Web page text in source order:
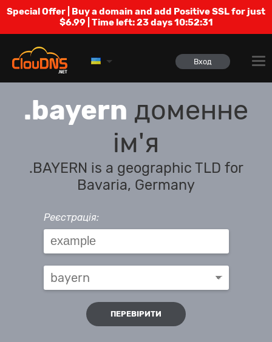
Special Offer | Buy a domain and add Positive SSL for just
$6.99 | Time left:23 days 10:52:31
Вход
.bayern доменне
ім'я
.BAYERN is a geographic TLD for
Bavaria, Germany
Реєстрація:
ПЕРЕВІРИТИ